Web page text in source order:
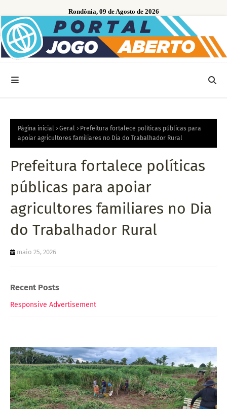
Rondônia, 09 de Agosto de 2026
Página inicial Geral
Prefeitura fortalece políticas públicas para
apoiar agricultores familiares no Dia do Trabalhador Rural
Prefeitura fortalece políticas
públicas para apoiar
agricultores familiares no Dia
do Trabalhador Rural
maio 25, 2026
Recent Posts
Responsive Advertisement